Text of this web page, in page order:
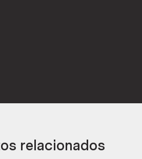
relacionados